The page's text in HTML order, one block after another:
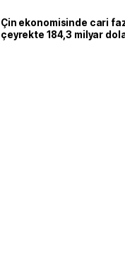
Çin ekonomisinde cari
çeyrekte 184,3 milyar